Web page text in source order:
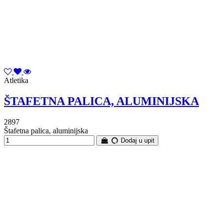
Atletika
ŠTAFETNA PALICA, ALUMINIJSKA
2897
Štafetna palica, aluminijska
Dodaj u upit